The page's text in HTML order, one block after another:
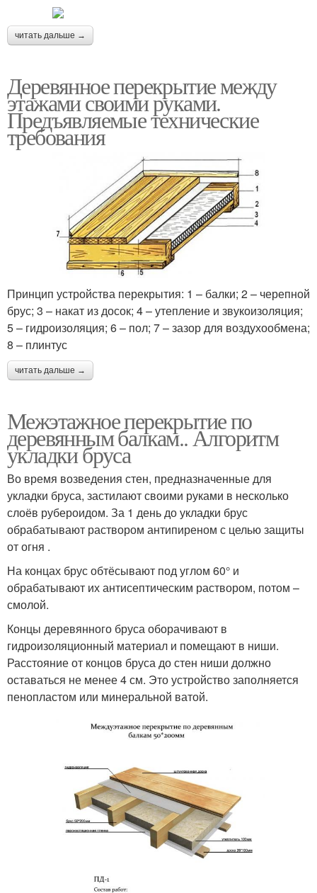
читать дальше →
Деревянное перекрытие между
этажами своими руками.
Предъявляемые технические
требования
Принцип устройства перекрытия: 1 – балки; 2 – черепной
брус; 3 – накат из досок; 4 – утепление и звукоизоляция;
5 – гидроизоляция; 6 – пол; 7 – зазор для воздухообмена;
8 – плинтус
читать дальше →
Межэтажное перекрытие по
деревянным балкам.. Алгоритм
укладки бруса
Во время возведения стен, предназначенные для
укладки бруса, застилают своими руками в несколько
слоёв рубероидом. За 1 день до укладки брус
обрабатывают раствором антипиреном с целью защиты
от огня .
На концах брус обтёсывают под углом 60° и
обрабатывают их антисептическим раствором, потом –
смолой.
Концы деревянного бруса оборачивают в
гидроизоляционный материал и помещают в ниши.
Расстояние от концов бруса до стен ниши должно
оставаться не менее 4 см. Это устройство заполняется
пенопластом или минеральной ватой.